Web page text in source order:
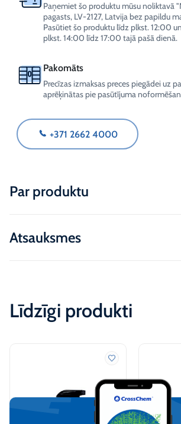
Paņemiet šo produktu mūsu noliktavā
pagasts, LV-2127, Latvija bez papildu
Pasūtiet šo produktu līdz plkst. 12:00
plkst. 14:00 līdz 17:00 tajā pašā dienā.
Pakomāts
Precīzas izmaksas preces piegādei uz
aprēķinātas pie pasūtījuma
+371 2662 4000
Par produktu
Atsauksmes
Līdzīgi produkti